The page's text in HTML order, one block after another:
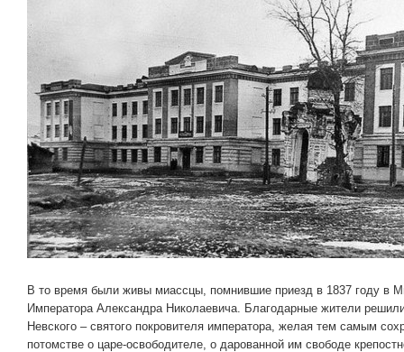
В то время были живы миассцы, помнившие приезд в 1837 году в
Императора Александра Николаевича. Благодарные жители
Невского – святого покровителя императора, желая тем самым
потомстве о царе-освободителе, о дарованной им свободе